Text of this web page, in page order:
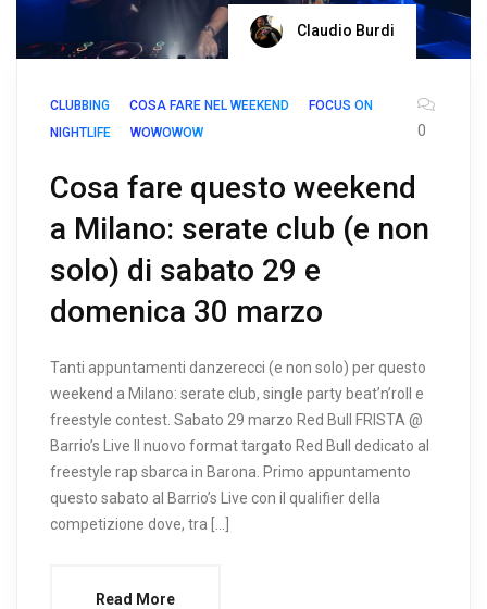
Claudio Burdi
CLUBBING COSA FARE NEL WEEKEND
FOCUS ON
NIGHTLIFE
WOWOWOW 0
Cosa fare questo weekend
a Milano: serate club (e non
solo) di sabato 29 e
domenica 30 marzo
Tanti appuntamenti danzerecci (e non solo) per questo
weekend a Milano: serate club, single party beat’n’roll e
freestyle contest. Sabato 29 marzo Red Bull FRISTA @
Barrio’s Live Il nuovo format targato Red Bull dedicato al
freestyle rap sbarca in Barona. Primo appuntamento
questo sabato al Barrio’s Live con il qualifier della
competizione dove, tra […]
Read More